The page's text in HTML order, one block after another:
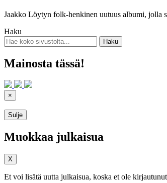
Jaakko Löytyn folk-henkinen uutuus albumi, jolla
Haku
Mainosta tässä!
×
Sulje
Muokkaa julkaisua
X
Et voi lisätä uutta julkaisua, koska et ole kirjautunut